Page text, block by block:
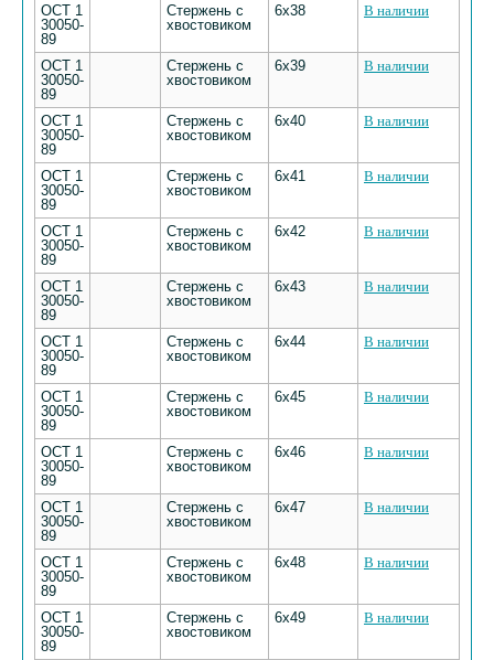
ОСТ 1
30050-
89
Стержень с
хвостовиком
6х38 В наличии
ОСТ 1
30050-
89
Стержень с
хвостовиком
6х39 В наличии
ОСТ 1
30050-
89
Стержень с
хвостовиком
6х40 В наличии
ОСТ 1
30050-
89
Стержень с
хвостовиком
6х41 В наличии
ОСТ 1
30050-
89
Стержень с
хвостовиком
6х42 В наличии
ОСТ 1
30050-
89
Стержень с
хвостовиком
6х43 В наличии
ОСТ 1
30050-
89
Стержень с
хвостовиком
6х44 В наличии
ОСТ 1
30050-
89
Стержень с
хвостовиком
6х45 В наличии
ОСТ 1
30050-
89
Стержень с
хвостовиком
6х46 В наличии
ОСТ 1
30050-
89
Стержень с
хвостовиком
6х47 В наличии
ОСТ 1
30050-
89
Стержень с
хвостовиком
6х48 В наличии
ОСТ 1
30050-
89
Стержень с
хвостовиком
6х49 В наличии